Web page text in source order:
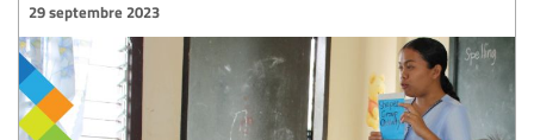
29 septembre 2023